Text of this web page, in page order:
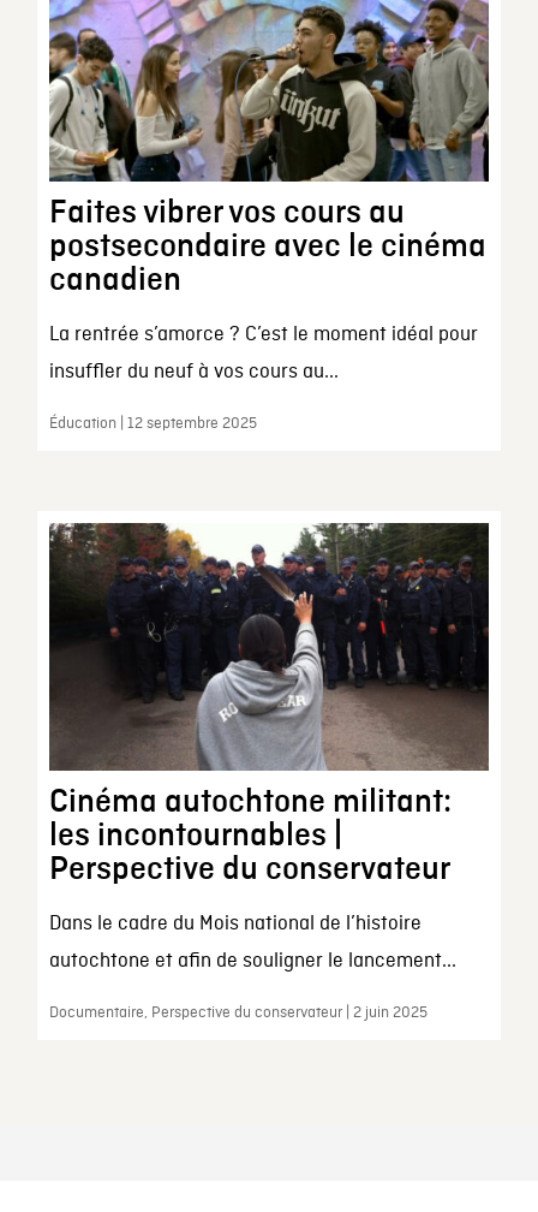
Faites vibrer vos cours au
postsecondaire avec le cinéma
canadien
La rentrée s’amorce ? C’est le moment idéal pour
insuffler du neuf à vos cours au...
Éducation | 12 septembre 2025
Cinéma autochtone militant:
les incontournables |
Perspective du conservateur
Dans le cadre du Mois national de l’histoire
autochtone et afin de souligner le lancement...
Documentaire, Perspective du conservateur | 2 juin 2025